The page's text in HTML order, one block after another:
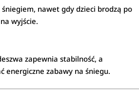
nawet gdy dzieci brodzą po
wyjście.
zapewnia stabilność, a
energiczne zabawy na śniegu.